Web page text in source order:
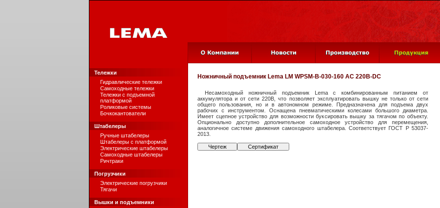
Тележки
Гидравлические тележки
Самоходные тележки
Тележки с подъемной
платформой
Роликовые системы
Бочкокантователи
Штабелеры
Ручные штабелеры
Штабелеры с платформой
Электрические штабелеры
Самоходные штабелеры
Ричтраки
Погрузчики
Электрические погрузчики
Тягачи
Вышки и подъемники
Ножничный подъемник Lema LM WPSM-B-030-160 AC 220B-DC
Несамоходный ножничный подъемник Lema с комбинированным питанием от
аккумулятора и от сети 220В, что позволяет эксплуатировать вышку не только от сети
общего пользования, но и в автономном режиме. Предназначена для подъема двух
рабочих с инструментом. Оснащена пневматическими колесами большого диаметра.
Имеет сцепное устройство для возможности буксировать вышку за тягачом по объекту.
Опционально доступно дополнительное самоходное устройство для перемещения,
аналогичное системе движения самоходного штабелера. Соответствует ГОСТ Р 53037-
2013.
Чертеж Сертификат